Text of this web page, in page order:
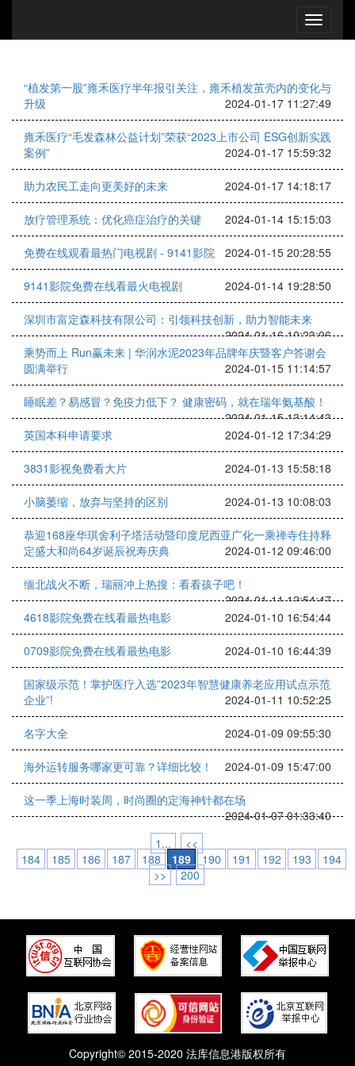
“植发第一股”雍禾医疗半年报引关注，雍禾植发茧壳内的变化与
升级
2024-01-17 11:27:49
雍禾医疗“毛发森林公益计划”荣获“2023上市公司 ESG创新实践
案例”
2024-01-17 15:59:32
助力农民工走向更美好的未来 2024-01-17 14:18:17
放疗管理系统：优化癌症治疗的关键 2024-01-14 15:15:03
免费在线观看最热门电视剧 - 9141影院 2024-01-15 20:28:55
9141影院免费在线看最火电视剧 2024-01-14 19:28:50
深圳市富定森科技有限公司：引领科技创新，助力智能未来
2024-01-16 10:23:06
乘势而上 Run赢未来 | 华润水泥2023年品牌年庆暨客户答谢会
圆满举行
2024-01-15 11:14:57
睡眠差？易感冒？免疫力低下？ 健康密码，就在瑞年氨基酸！
2024-01-15 13:14:43
英国本科申请要求
2024-01-12 17:34:29
3831影视免费看大片 2024-01-13 15:58:18
小脑萎缩，放弃与坚持的区别 2024-01-13 10:08:03
恭迎168座华琪舍利子塔活动暨印度尼西亚广化一乘禅寺住持释
定盛大和尚64岁诞辰祝寿庆典
2024-01-12 09:46:00
缅北战火不断，瑞丽冲上热搜：看看孩子吧！
2024-01-11 12:54:47
4618影院免费在线看最热电影
2024-01-10 16:54:44
0709影院免费在线看最热电影 2024-01-10 16:44:39
国家级示范！掌护医疗入选”2023年智慧健康养老应用试点示范
企业”!
2024-01-11 10:52:25
名字大全 2024-01-09 09:55:30
海外运转服务哪家更可靠？详细比较！ 2024-01-09 15:47:00
这一季上海时装周，时尚圈的定海神针都在场
2024-01-07 01:33:40
1...
<<
184
185 186 187 188 189 190 191 192 193
194
>>
200
Copyright© 2015-2020 法库信息港版权所有